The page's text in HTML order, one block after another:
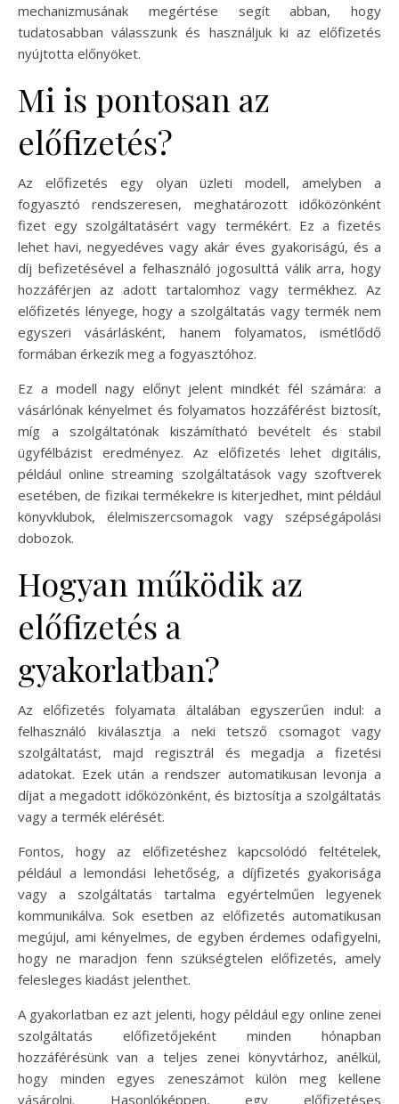
mechanizmusának megértése segít abban, hogy
tudatosabban válasszunk és használjuk ki az előfizetés
nyújtotta előnyöket.
Mi is pontosan az
előfizetés?
Az előfizetés egy olyan üzleti modell, amelyben a
fogyasztó rendszeresen, meghatározott időközönként
fizet egy szolgáltatásért vagy termékért. Ez a fizetés
lehet havi, negyedéves vagy akár éves gyakoriságú, és a
díj befizetésével a felhasználó jogosulttá válik arra, hogy
hozzáférjen az adott tartalomhoz vagy termékhez. Az
előfizetés lényege, hogy a szolgáltatás vagy termék nem
egyszeri vásárlásként, hanem folyamatos, ismétlődő
formában érkezik meg a fogyasztóhoz.
Ez a modell nagy előnyt jelent mindkét fél számára: a
vásárlónak kényelmet és folyamatos hozzáférést biztosít,
míg a szolgáltatónak kiszámítható bevételt és stabil
ügyfélbázist eredményez. Az előfizetés lehet digitális,
például online streaming szolgáltatások vagy szoftverek
esetében, de fizikai termékekre is kiterjedhet, mint például
könyvklubok, élelmiszercsomagok vagy szépségápolási
dobozok.
Hogyan működik az
előfizetés a
gyakorlatban?
Az előfizetés folyamata általában egyszerűen indul: a
felhasználó kiválasztja a neki tetsző csomagot vagy
szolgáltatást, majd regisztrál és megadja a fizetési
adatokat. Ezek után a rendszer automatikusan levonja a
díjat a megadott időközönként, és biztosítja a szolgáltatás
vagy a termék elérését.
Fontos, hogy az előfizetéshez kapcsolódó feltételek,
például a lemondási lehetőség, a díjfizetés gyakorisága
vagy a szolgáltatás tartalma egyértelműen legyenek
kommunikálva. Sok esetben az előfizetés automatikusan
megújul, ami kényelmes, de egyben érdemes odafigyelni,
hogy ne maradjon fenn szükségtelen előfizetés, amely
felesleges kiadást jelenthet.
A gyakorlatban ez azt jelenti, hogy például egy online zenei
szolgáltatás előfizetőjeként minden hónapban
hozzáférésünk van a teljes zenei könyvtárhoz, anélkül,
hogy minden egyes zeneszámot külön meg kellene
vásárolni. Hasonlóképpen, egy előfizetéses